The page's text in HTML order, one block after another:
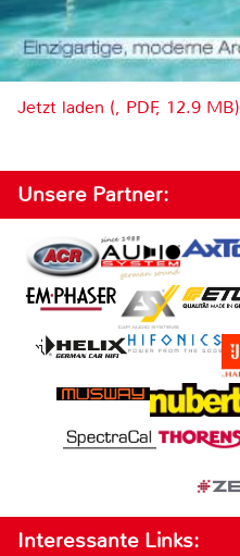
Jetzt laden (, PDF, 12.9 MB)
Unsere Partner:
Interessante Links: